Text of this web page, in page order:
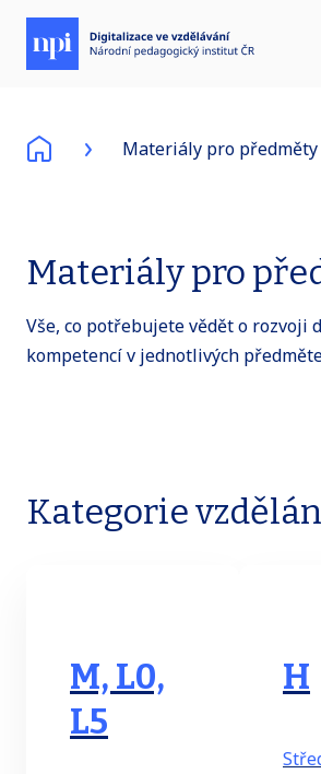
Materiály pro předměty
Materiály pro
Vše, co potřebujete vědět o rozvoji
kompetencí v jednotlivých
Kategorie
M, L0,
L5
H